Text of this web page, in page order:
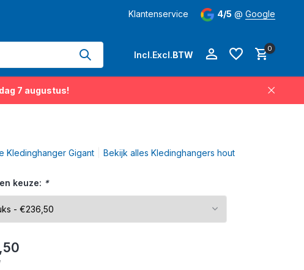
kledinghangers permanent op voorraad Levertijd3-5 werkdagen
Klantenservice 4/5 @ Google
Incl.Excl.BTW
0
7 augustus!
Kledinghanger Gigant Bekijk alles Kledinghangers hout
keuze: *